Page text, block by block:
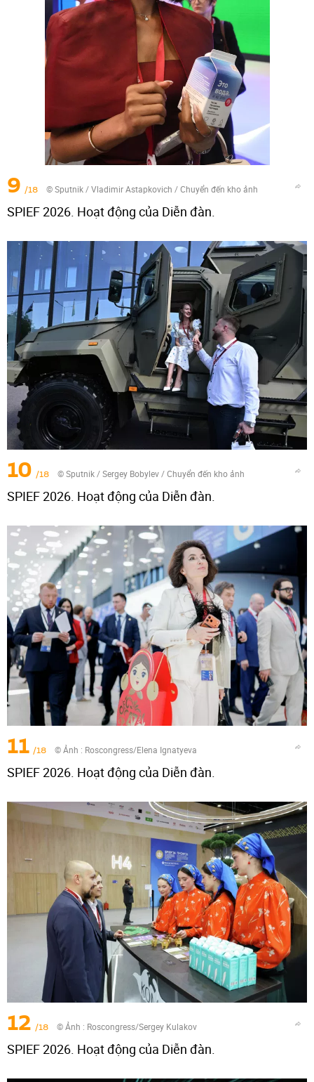
9 /18 © Sputnik / Vladimir Astapkovich /Chuyển đến kho ảnh
SPIEF 2026. Hoạt động của Diễn đàn.
10 /18 © Sputnik / Sergey Bobylev/Chuyển đến kho ảnh
SPIEF 2026. Hoạt động của Diễn đàn.
11 /18 © Ảnh : Roscongress/Elena Ignatyeva
SPIEF 2026. Hoạt động của Diễn đàn.
12 /18 © Ảnh : Roscongress/Sergey Kulakov
SPIEF 2026. Hoạt động của Diễn đàn.